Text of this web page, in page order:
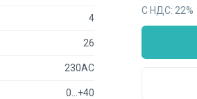
4
26
230AC
0...+40
С НДС: 22%